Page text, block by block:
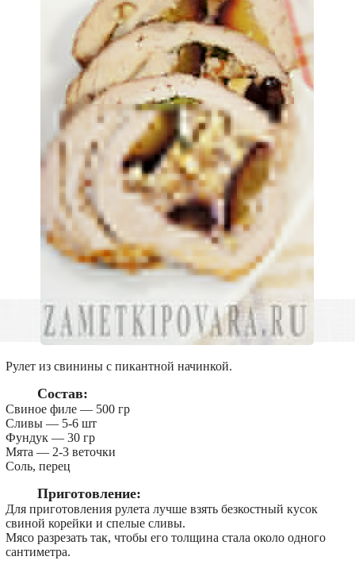
Рулет из свинины с пикантной начинкой.
Состав:
Свиное филе — 500 гр
Сливы — 5-6 шт
Фундук — 30 гр
Мята — 2-3 веточки
Соль, перец
Приготовление:
Для приготовления рулета лучше взять безкостный кусок
свиной корейки и спелые сливы.
Мясо разрезать так, чтобы его толщина стала около одного
сантиметра.